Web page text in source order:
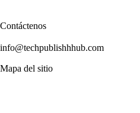
Contáctenos
info@techpublishhhub.com
Mapa del sitio